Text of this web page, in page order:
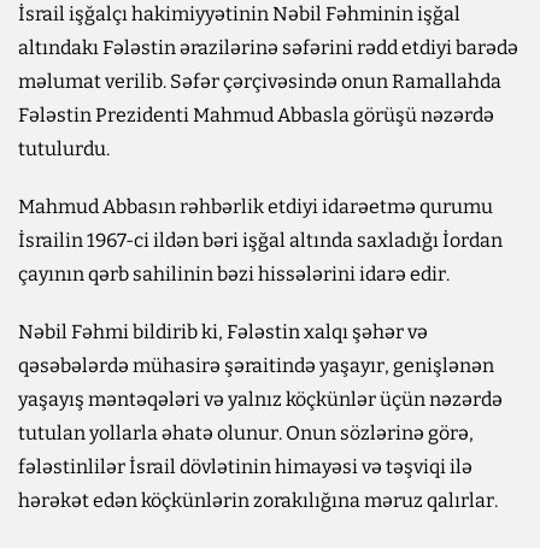
İsrail işğalçı hakimiyyətinin Nəbil Fəhminin işğal
altındakı Fələstin ərazilərinə səfərini rədd etdiyi barədə
məlumat verilib. Səfər çərçivəsində onun Ramallahda
Fələstin Prezidenti Mahmud Abbasla görüşü nəzərdə
tutulurdu.
Mahmud Abbasın rəhbərlik etdiyi idarəetmə qurumu
İsrailin 1967-ci ildən bəri işğal altında saxladığı İordan
çayının qərb sahilinin bəzi hissələrini idarə edir.
Nəbil Fəhmi bildirib ki, Fələstin xalqı şəhər və
qəsəbələrdə mühasirə şəraitində yaşayır, genişlənən
yaşayış məntəqələri və yalnız köçkünlər üçün nəzərdə
tutulan yollarla əhatə olunur. Onun sözlərinə görə,
fələstinlilər İsrail dövlətinin himayəsi və təşviqi ilə
hərəkət edən köçkünlərin zorakılığına məruz qalırlar.